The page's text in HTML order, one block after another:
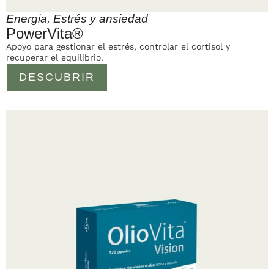
Energia, Estrés y ansiedad
PowerVita®
DESCUBRIR
Apoyo para gestionar el estrés, controlar el cortisol y
recuperar el equilibrio.